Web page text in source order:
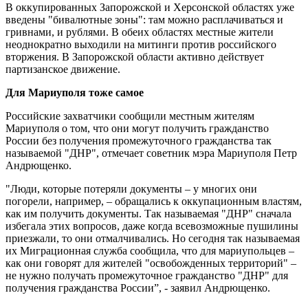
В оккупированных Запорожской и Херсонской областях уже
введены "бивалютные зоны": там можно расплачиваться и
гривнами, и рублями. В обеих областях местные жители
неоднократно выходили на митинги против российского
вторжения. В Запорожской области активно действует
партизанское движение.
Для Мариуполя тоже самое
Российские захватчики сообщили местным жителям
Мариуполя о том, что они могут получить гражданство
России без получения промежуточного гражданства так
называемой "ДНР", отмечает советник мэра Мариуполя Петр
Андрющенко.
"Люди, которые потеряли документы – у многих они
погорели, например, – обращались к оккупационным властям,
как им получить документы. Так называемая "ДНР" сначала
избегала этих вопросов, даже когда всевозможные пушилины
приезжали, то они отмалчивались. Но сегодня так называемая
их Миграционная служба сообщила, что для мариупольцев –
как они говорят для жителей "освобожденных территорий" –
не нужно получать промежуточное гражданство "ДНР" для
получения гражданства России”, - заявил Андрющенко.